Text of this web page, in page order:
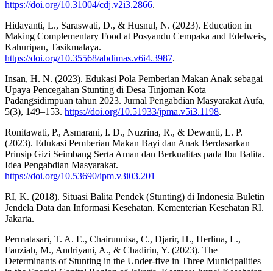
https://doi.org/10.31004/cdj.v2i3.2866.
Hidayanti, L., Saraswati, D., & Husnul, N. (2023). Education in
Making Complementary Food at Posyandu Cempaka and Edelweis,
Kahuripan, Tasikmalaya.
https://doi.org/10.35568/abdimas.v6i4.3987.
Insan, H. N. (2023). Edukasi Pola Pemberian Makan Anak sebagai
Upaya Pencegahan Stunting di Desa Tinjoman Kota
Padangsidimpuan tahun 2023. Jurnal Pengabdian Masyarakat Aufa,
5(3), 149–153. https://doi.org/10.51933/jpma.v5i3.1198.
Ronitawati, P., Asmarani, I. D., Nuzrina, R., & Dewanti, L. P.
(2023). Edukasi Pemberian Makan Bayi dan Anak Berdasarkan
Prinsip Gizi Seimbang Serta Aman dan Berkualitas pada Ibu Balita.
Idea Pengabdian Masyarakat.
https://doi.org/10.53690/ipm.v3i03.201
RI, K. (2018). Situasi Balita Pendek (Stunting) di Indonesia Buletin
Jendela Data dan Informasi Kesehatan. Kementerian Kesehatan RI.
Jakarta.
Permatasari, T. A. E., Chairunnisa, C., Djarir, H., Herlina, L.,
Fauziah, M., Andriyani, A., & Chadirin, Y. (2023). The
Determinants of Stunting in the Under-five in Three Municipalities